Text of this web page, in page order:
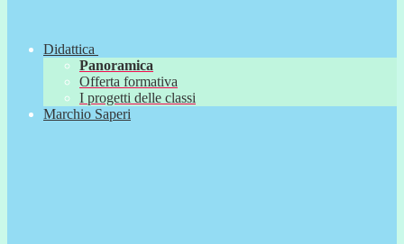
Didattica
Panoramica
Offerta formativa
I progetti delle classi
Marchio Saperi